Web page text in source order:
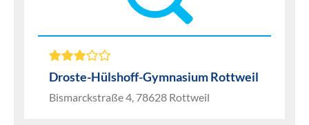
Droste-Hülshoff-Gymnasium Rottweil
Bismarckstraße 4, 78628 Rottweil